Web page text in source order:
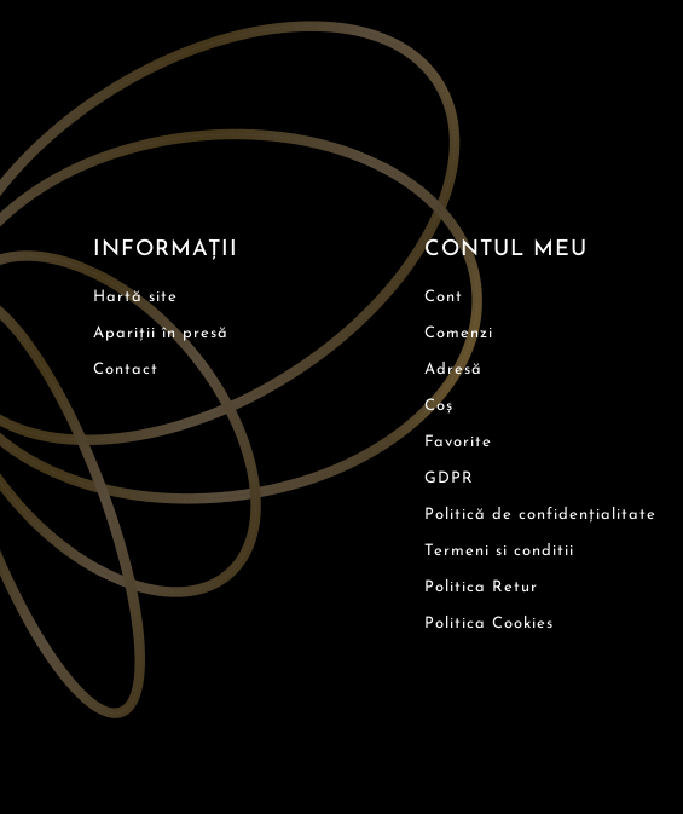
INFORMAȚII
Hartă site
Apariții în presă
Contact
CONTUL MEU
Cont
Comenzi
Adresă
Coș
Favorite
GDPR
Politică de confidențialitate
Termeni si conditii
Politica Retur
Politica Cookies